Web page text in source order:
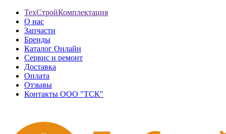
ТехСтройКомплектация
О нас
Запчасти
Бренды
Каталог Онлайн
Сервис и ремонт
Доставка
Оплата
Отзывы
Контакты ООО "ТСК"